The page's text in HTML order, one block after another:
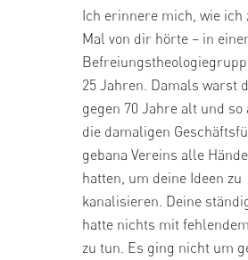
Ich erinnere mich, wie ich
Mal von dir hörte – in einer
25 Jahren. Damals warst
gegen 70 Jahre alt und so
die damaligen
gebana Vereins alle
hatten, um deine Ideen zu
kanalisieren. Deine
hatte nichts mit
zu tun. Es ging nicht um